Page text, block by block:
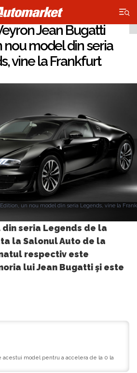
×
2013
Jean Bugatti
nou model din seria
vine la Frankfurt
un nou model din seria Legends, vine la
seria Legends de la
la Salonul Auto de la
respectiv este
lui Jean Bugatti şi este
model pentru a accelera de la 0 la